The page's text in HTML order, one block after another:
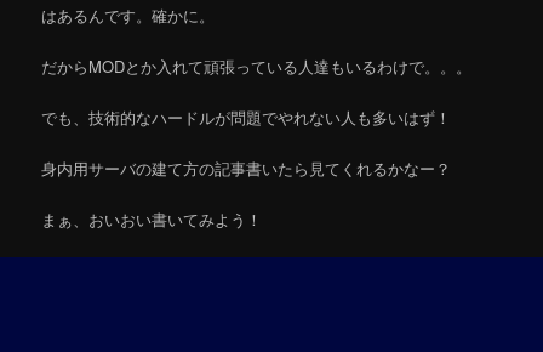
はあるんです。確かに。
だからMODとか入れて頑張っている人達もいるわけで。。。
でも、技術的なハードルが問題でやれない人も多いはず！
身内用サーバの建て方の記事書いたら見てくれるかなー？
まぁ、おいおい書いてみよう！